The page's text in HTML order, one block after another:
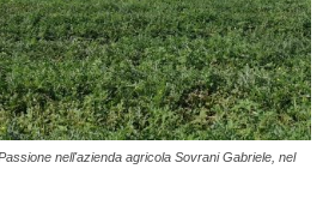
nell'azienda agricola Sovrani Gabriele, nel